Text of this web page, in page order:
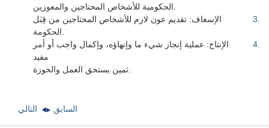
الحكومية للأشخاص المحتاجين والمعوزين.
3.
الإسعاف: تقديم عون لازم للأشخاص المحتاجين من قِبَل
الحكومة.
4.
الإنتاج: عملية إنجاز شيء ما وإنهاؤه، وإكمال واجب أو أمر
مفيد
ثمين يستحق العمل والحوزة.